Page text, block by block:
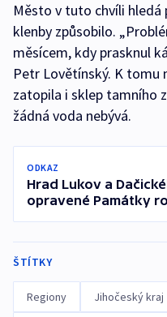
Město v tuto chvíli hledá
klenby způsobilo.
měsícem, kdy prasknul
Petr Lovětínský. K tomu
zatopila i sklep tamního
žádná voda nebývá.
ODKAZ
Hrad Lukov a
opravené Památky
ŠTÍTKY
Regiony Jihočeský kraj